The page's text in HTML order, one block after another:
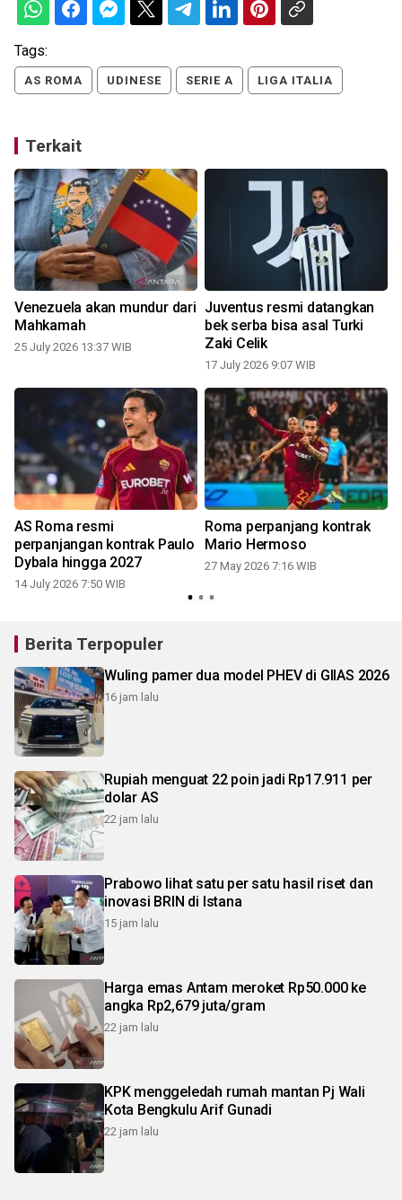
Tags:
AS ROMA UDINESE SERIE A LIGA ITALIA
Terkait
Venezuela akan mundur dari
Mahkamah
25 July 2026 13:37 WIB
Juventus resmi datangkan
bek serba bisa asal Turki
Zaki Celik
17 July 2026 9:07 WIB
AS Roma resmi
perpanjangan kontrak Paulo
Dybala hingga 2027
14 July 2026 7:50 WIB
Roma perpanjang kontrak
Mario Hermoso
27 May 2026 7:16 WIB
Berita Terpopuler
Wuling pamer dua model PHEV di GIIAS 2026
16 jam lalu
Rupiah menguat 22 poin jadi Rp17.911 per
dolar AS
22 jam lalu
Prabowo lihat satu per satu hasil riset dan
inovasi BRIN di Istana
15 jam lalu
Harga emas Antam meroket Rp50.000 ke
angka Rp2,679 juta/gram
22 jam lalu
KPK menggeledah rumah mantan Pj Wali
Kota Bengkulu Arif Gunadi
22 jam lalu